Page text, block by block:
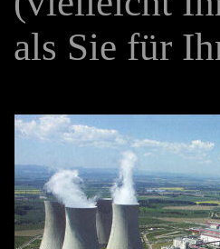
als Sie für